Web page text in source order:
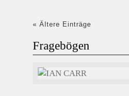
« Ältere Einträge
Fragebögen